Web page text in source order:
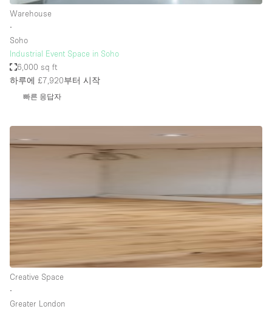
Fitting Rooms
Garment Rack
Kitchen
Large Door Entrance
Lighting
Liquor Licence
Living Space
Warehouse
∙
Soho
Industrial Event Space in Soho
6,000 sq ft
하루에 £7,920부터 시작
빠른 응답자
Creative Space
∙
Greater London